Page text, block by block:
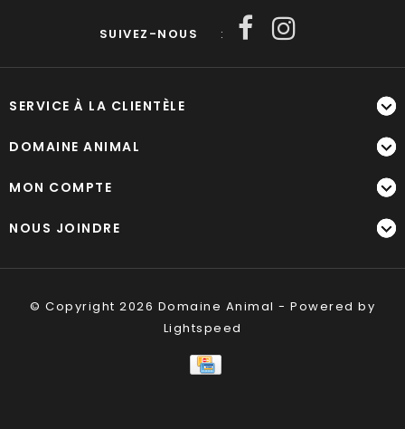
SUIVEZ-NOUS :
SERVICE À LA CLIENTÈLE
DOMAINE ANIMAL
MON COMPTE
NOUS JOINDRE
© Copyright 2026 Domaine Animal - Powered by
Lightspeed